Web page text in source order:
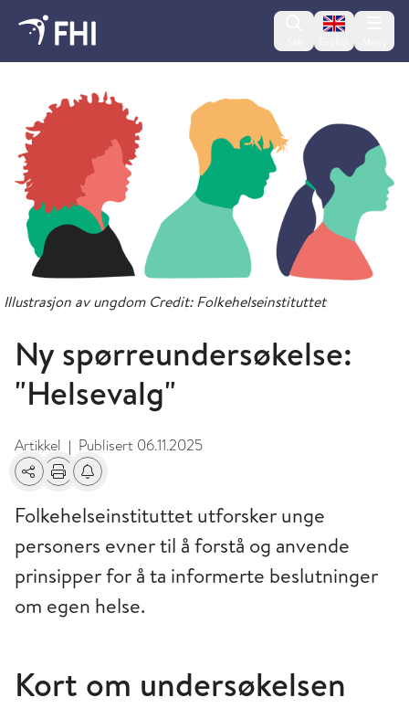
Change
FHI-panelet
Illustrasjon av ungdom Credit: Folkehelseinstituttet
Ny spørreundersøkelse:
"Helsevalg"
Artikkel | Publisert 06.11.2025
Del Skriv utFå varsel om endringer
Folkehelseinstituttet utforsker unge
personers evner til å forstå og anvende
prinsipper for å ta informerte beslutninger
om egen helse.
Kort om undersøkelsen